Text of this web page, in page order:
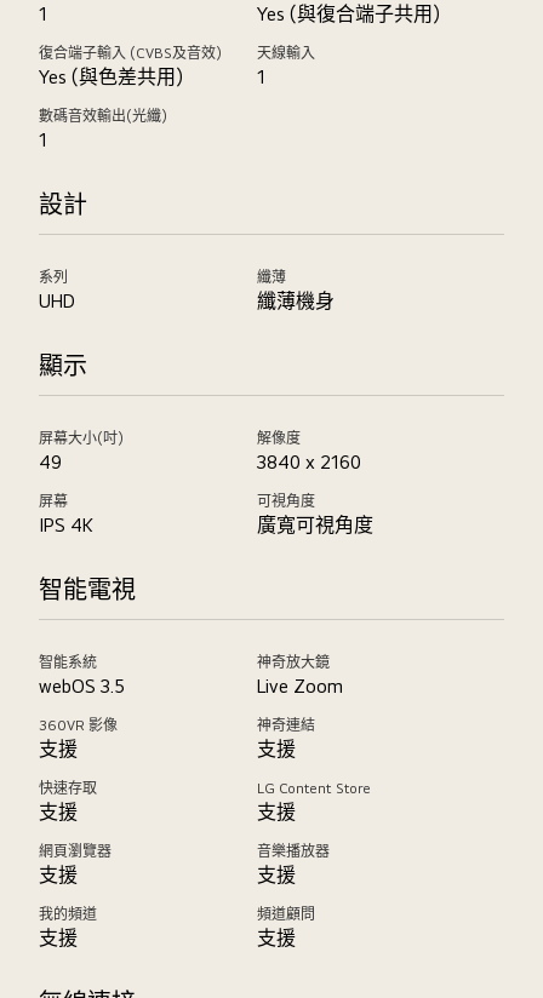
1 Yes (與復合端子共用)
復合端子輸入 (CVBS及音效)
Yes (與色差共用)
天線輸入
1
數碼音效輸出(光纖)
1
設計
系列
UHD
纖薄
纖薄機身
顯示
屏幕大小(吋)
49
解像度
3840 x 2160
屏幕
IPS 4K
可視角度
廣寬可視角度
智能電視
智能系統
webOS 3.5
神奇放大鏡
Live Zoom
360VR 影像
支援
神奇連結
支援
快速存取
支援
LG Content Store
支援
網頁瀏覽器
支援
音樂播放器
支援
我的頻道
支援
頻道顧問
支援